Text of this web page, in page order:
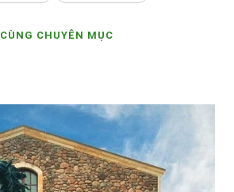
CÙNG CHUYÊN MỤC